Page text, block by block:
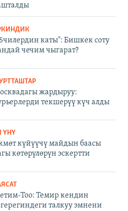
каты": Бишкек соту
чечим чыгарат?
жардыруу:
текшерүү күч алды
ҮНҮ
күйүүчү майдын баасы
көтөрүлөрүн эскертти
Тоо: Темир кендин
талкуу эмнени